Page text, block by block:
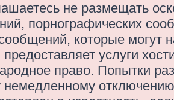
не размещать
порнографических
которые могут
предоставляет услуги
право. Попытки